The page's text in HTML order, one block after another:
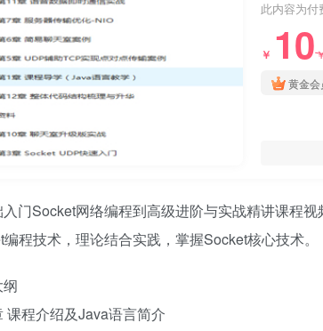
此内容为付
￥ 10
黄金会
门Socket网络编程到高级进阶与实战精讲课程
程技术，理论结合实践，掌握Socket核心技术。
课程介绍及Java语言简介